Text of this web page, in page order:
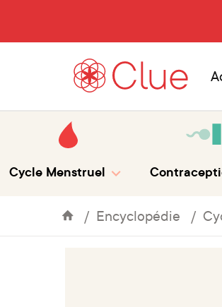
Cycle Menstruel
Encyclopédie